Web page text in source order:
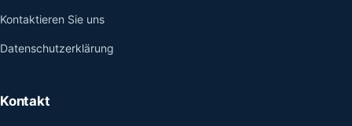
Kontaktieren Sie uns
Datenschutzerklärung
Kontakt